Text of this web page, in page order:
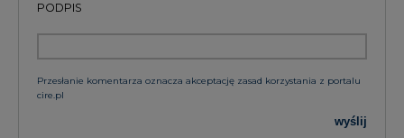
PODPIS
Przesłanie komentarza oznacza akceptację zasad korzystania z portalu
cire.pl
wyślij